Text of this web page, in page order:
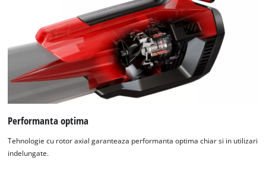
Performanta optima
Tehnologie cu rotor axial garanteaza performanta optima chiar si in utilizari
indelungate.